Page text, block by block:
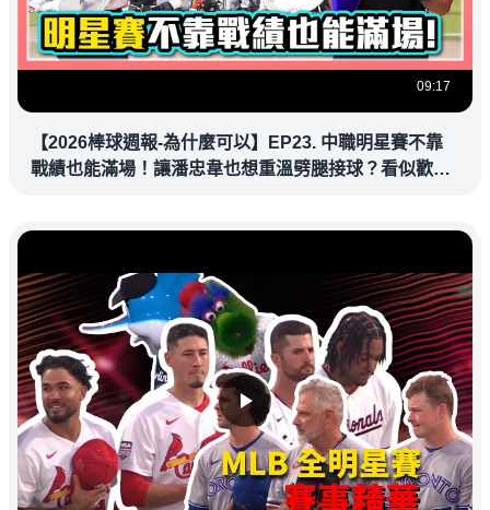
09:17
【2026棒球週報-為什麼可以】EP23. 中職明星賽不靠
戰績也能滿場！讓潘忠韋也想重溫劈腿接球？看似歡樂